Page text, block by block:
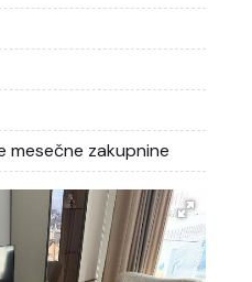
mesečne zakupnine